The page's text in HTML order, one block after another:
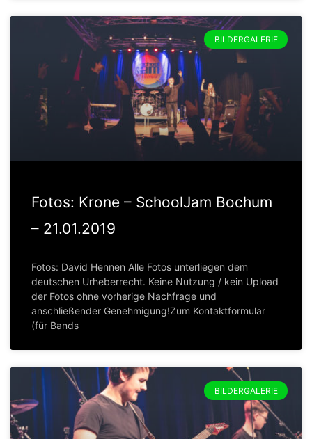
BILDERGALERIE
Fotos: Krone – SchoolJam Bochum
– 21.01.2019
Fotos: David Hennen Alle Fotos unterliegen dem
deutschen Urheberrecht. Keine Nutzung / kein Upload
der Fotos ohne vorherige Nachfrage und
anschließender Genehmigung!Zum Kontaktformular
(für Bands
BILDERGALERIE